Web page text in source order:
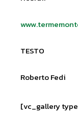
TESTO
Roberto Fedi
[vc_gallery